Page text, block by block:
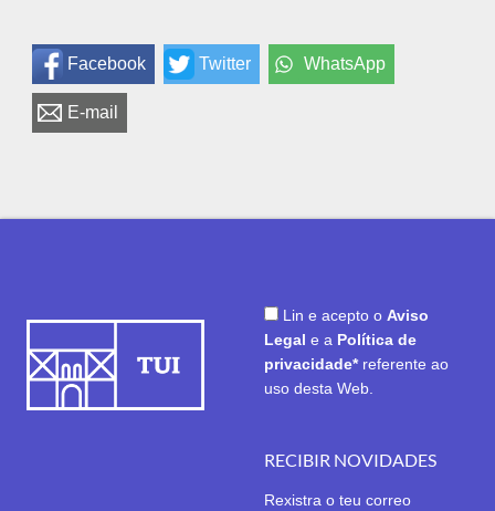
Facebook Twitter WhatsApp
E-mail
Lin e acepto o Aviso
Legal e a Política de
privacidade* referente ao
uso desta Web.
RECIBIR NOVIDADES
Rexistra o teu correo